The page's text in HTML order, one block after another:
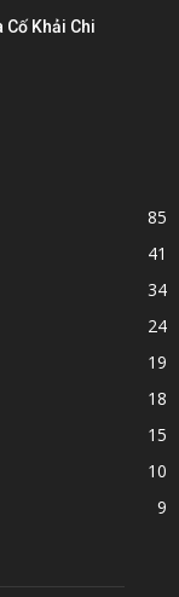
Cố Khải Chi
85
41
34
24
19
18
15
10
9